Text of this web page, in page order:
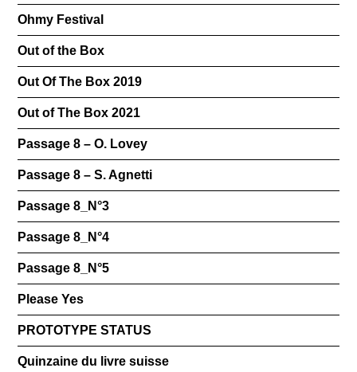
Ohmy Festival
Out of the Box
Out Of The Box 2019
Out of The Box 2021
Passage 8 – O. Lovey
Passage 8 – S. Agnetti
Passage 8_N°3
Passage 8_N°4
Passage 8_N°5
Please Yes
PROTOTYPE STATUS
Quinzaine du livre suisse